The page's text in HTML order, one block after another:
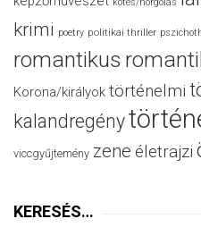
kötés/horgolás
krimi poetry politikai thriller
romantikus
Korona/királyok történelmi
kalandregény
viccgyűjtemény zene életrajzi
KERESÉS…